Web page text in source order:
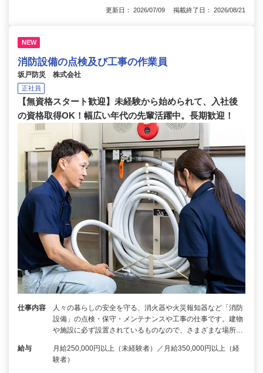
更新日： 2026/07/09 掲載終了日： 2026/08/21
NEW
消防設備の点検及び工事の作業員
坂戸防災 株式会社
正社員
【無資格スタート歓迎】未経験から始められて、入社後
の資格取得OK！幅広い年代の先輩活躍中。長期歓迎！
仕事内容
人々の暮らしの安全を守る、消火器や火災報知器など「消防
設備」の点検・保守・メンテナンスや工事の仕事です。建物
や施設に必ず設置されているものなので、さまざまな場所…
給与
月給250,000円以上（未経験者）／月給350,000円以上（経
験者）